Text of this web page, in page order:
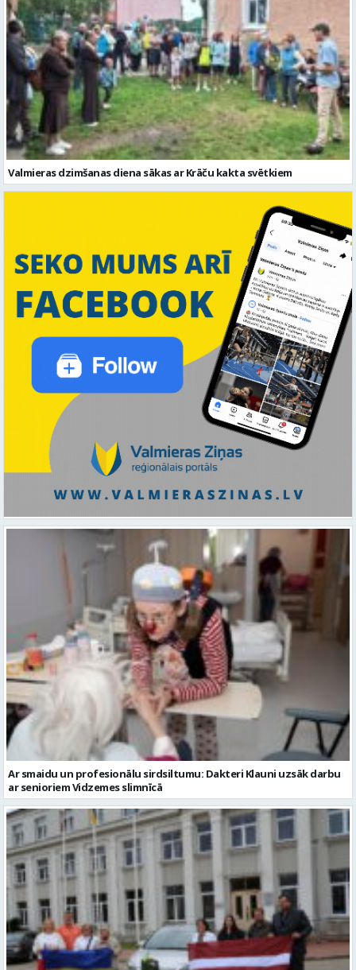
Valmieras dzimšanas diena sākas ar Krāču kakta svētkiem
Ar smaidu un profesionālu sirdsiltumu: Dakteri Klauni uzsāk darbu
ar senioriem Vidzemes slimnīcā